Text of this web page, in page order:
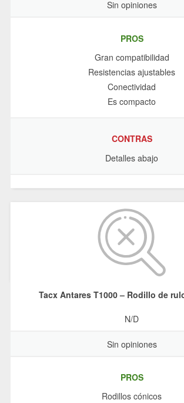
Sin opiniones
PROS
Gran compatibilidad
Resistencias ajustables
Conectividad
Es compacto
CONTRAS
Detalles abajo
Tacx Antares T1000 – Rodillo de
N/D
Sin opiniones
PROS
Rodillos cónicos